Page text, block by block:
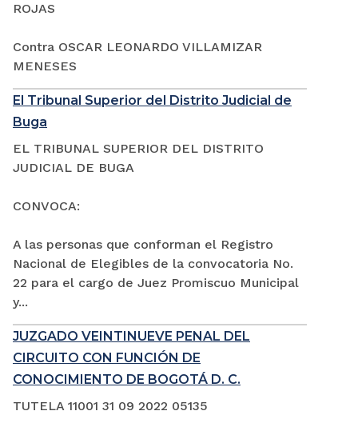
ROJAS
Contra OSCAR LEONARDO VILLAMIZAR
MENESES
El Tribunal Superior del Distrito Judicial de
Buga
EL TRIBUNAL SUPERIOR DEL DISTRITO
JUDICIAL DE BUGA
CONVOCA:
A las personas que conforman el Registro
Nacional de Elegibles de la convocatoria No.
22 para el cargo de Juez Promiscuo Municipal
y...
JUZGADO VEINTINUEVE PENAL DEL
CIRCUITO CON FUNCIÓN DE
CONOCIMIENTO DE BOGOTÁ D. C.
TUTELA 11001 31 09 2022 05135